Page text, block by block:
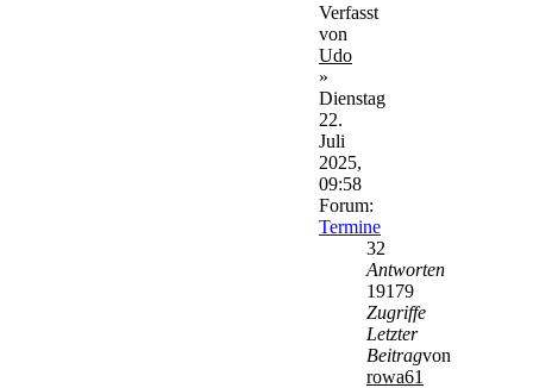
Verfasst
von
Udo
»
Dienstag
22.
Juli
2025,
09:58
Forum:
Termine
32
Antworten
19179
Zugriffe
Letzter
Beitragvon
rowa61